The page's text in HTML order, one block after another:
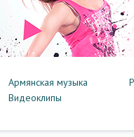
Армянская музыка
Видеоклипы